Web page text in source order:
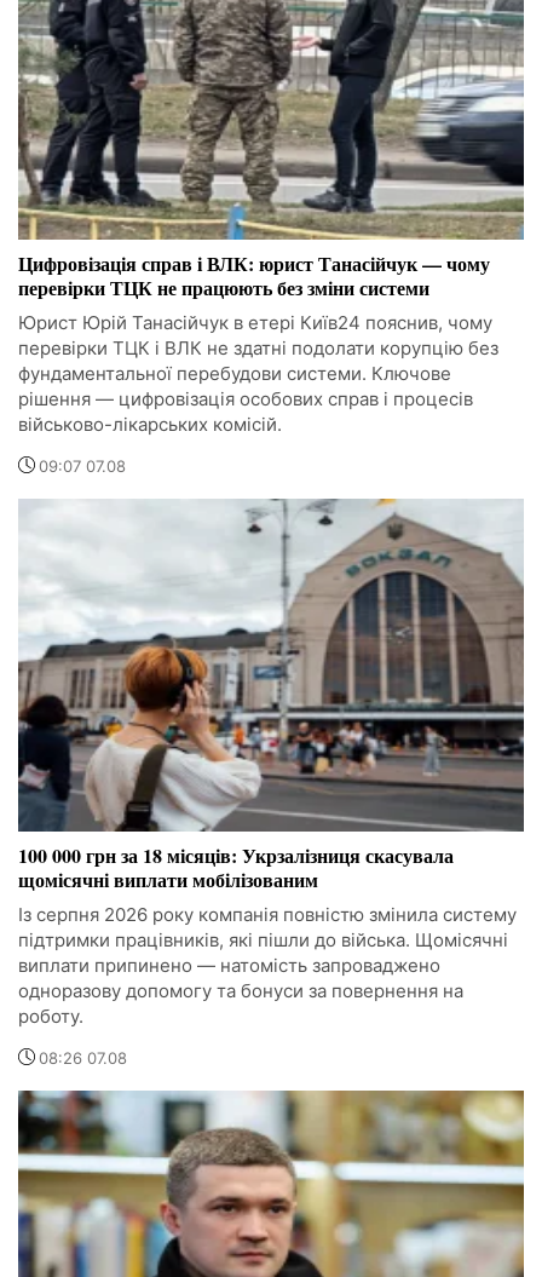
Цифровізація справ і ВЛК: юрист Танасійчук — чому
перевірки ТЦК не працюють без зміни системи
Юрист Юрій Танасійчук в етері Київ24 пояснив, чому
перевірки ТЦК і ВЛК не здатні подолати корупцію без
фундаментальної перебудови системи. Ключове
рішення — цифровізація особових справ і процесів
військово-лікарських комісій.
09:07 07.08
100 000 грн за 18 місяців: Укрзалізниця скасувала
щомісячні виплати мобілізованим
Із серпня 2026 року компанія повністю змінила систему
підтримки працівників, які пішли до війська. Щомісячні
виплати припинено — натомість запроваджено
одноразову допомогу та бонуси за повернення на
роботу.
08:26 07.08